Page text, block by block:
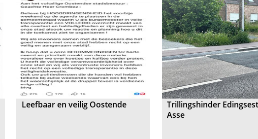
Leefbaar en veilig Oostende
Trillingshinder
Asse